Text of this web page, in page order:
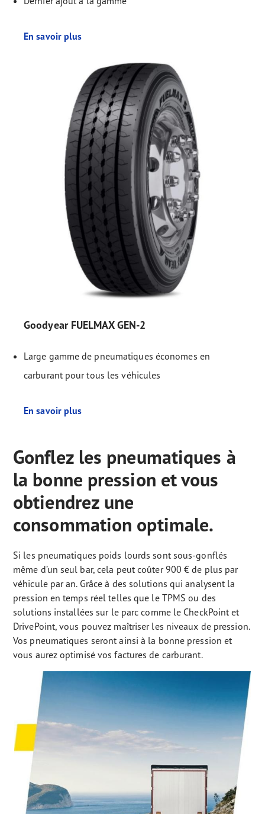
En savoir plus
Goodyear FUELMAX GEN-2
Large gamme de pneumatiques économes en
carburant pour tous les véhicules
En savoir plus
Gonflez les pneumatiques à
la bonne pression et vous
obtiendrez une
consommation optimale.
Si les pneumatiques poids lourds sont sous-gonflés
même d’un seul bar, cela peut coûter 900 € de plus par
véhicule par an. Grâce à des solutions qui analysent la
pression en temps réel telles que le TPMS ou des
solutions installées sur le parc comme le CheckPoint et
DrivePoint, vous pouvez maîtriser les niveaux de pression.
Vos pneumatiques seront ainsi à la bonne pression et
vous aurez optimisé vos factures de carburant.